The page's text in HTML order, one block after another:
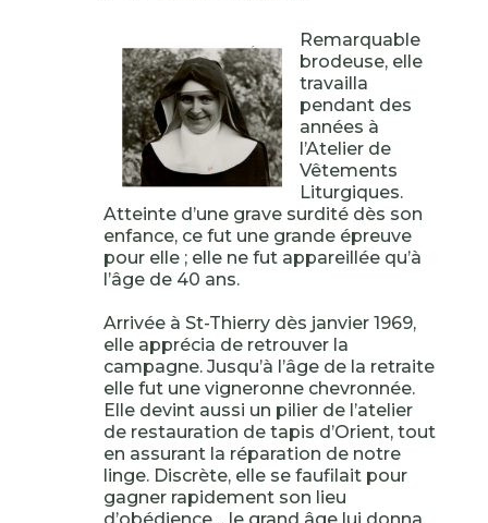
Remarquable
brodeuse, elle
travailla
pendant des
années à
l’Atelier de
Vêtements
Liturgiques.
Atteinte d’une grave surdité dès son
enfance, ce fut une grande épreuve
pour elle ; elle ne fut appareillée qu’à
l’âge de 40 ans.
Arrivée à St-Thierry dès janvier 1969,
elle apprécia de retrouver la
campagne. Jusqu’à l’âge de la retraite
elle fut une vigneronne chevronnée.
Elle devint aussi un pilier de l’atelier
de restauration de tapis d’Orient, tout
en assurant la réparation de notre
linge. Discrète, elle se faufilait pour
gagner rapidement son lieu